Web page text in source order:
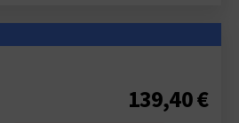
139,40 €